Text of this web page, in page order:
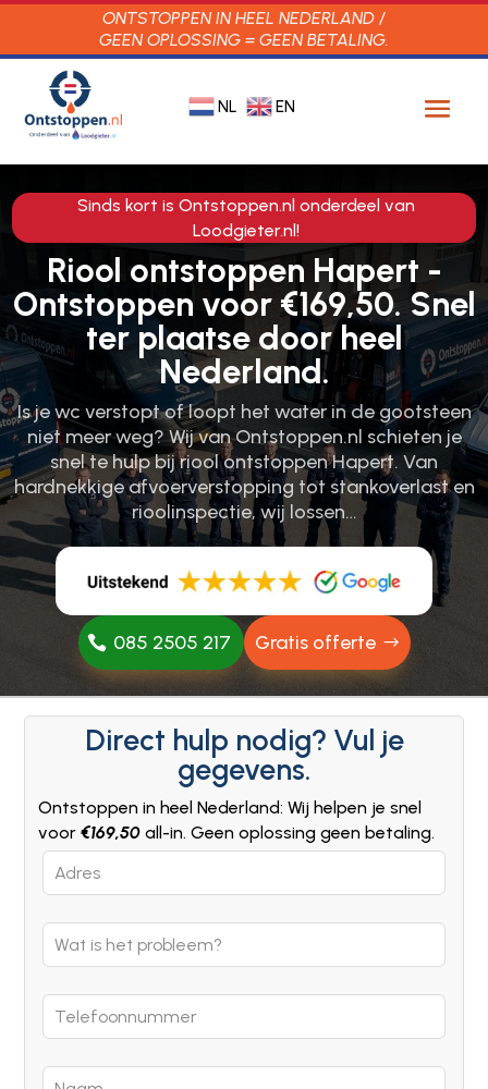
ONTSTOPPEN IN HEEL NEDERLAND /
GEEN OPLOSSING = GEEN BETALING.
NL EN
Sinds kort is Ontstoppen.nl onderdeel van
Loodgieter.nl!
Riool ontstoppen Hapert -
Ontstoppen voor €169,50. Snel
ter plaatse door heel
Nederland.
Is je wc verstopt of loopt het water in de gootsteen
niet meer weg? Wij van Ontstoppen.​nl schieten je
snel te hulp bij riool ontstoppen Hapert.​ Van
hardnekkige afvoerverstopping tot stankoverlast en
rioolinspectie, wij lossen…
085 2505 217 Gratis offerte
Direct hulp nodig? Vul je
gegevens.
Ontstoppen in heel Nederland: Wij helpen je snel
voor€169,50 all-in. Geen oplossing geen betaling.
Leave
this
blank